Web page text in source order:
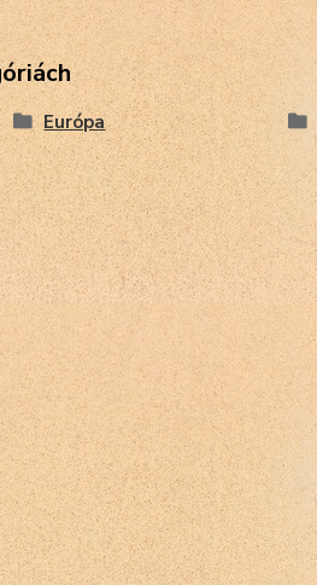
Európa